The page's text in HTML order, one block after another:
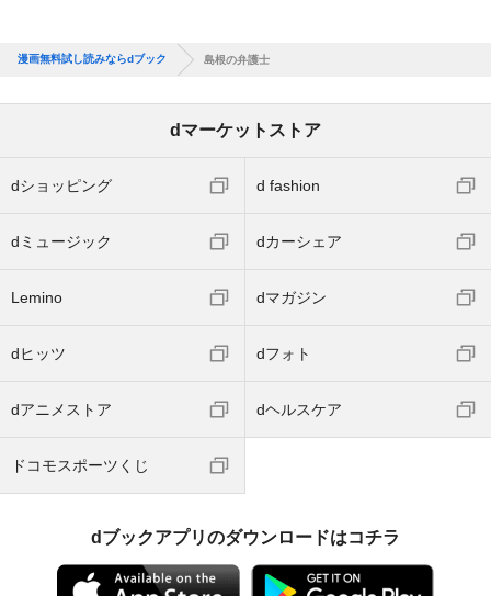
漫画無料試し読みならdブック 島根の弁護士
dマーケットストア
dショッピング d fashion
dミュージック dカーシェア
Lemino dマガジン
dヒッツ dフォト
dアニメストア dヘルスケア
ドコモスポーツくじ
dブックアプリのダウンロードはコチラ